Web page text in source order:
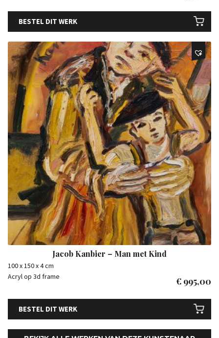
BESTEL DIT WERK
Jacob Kanbier – Man met Kind
100 x 150 x 4 cm
Acryl op 3d frame
€ 995,00
BESTEL DIT WERK